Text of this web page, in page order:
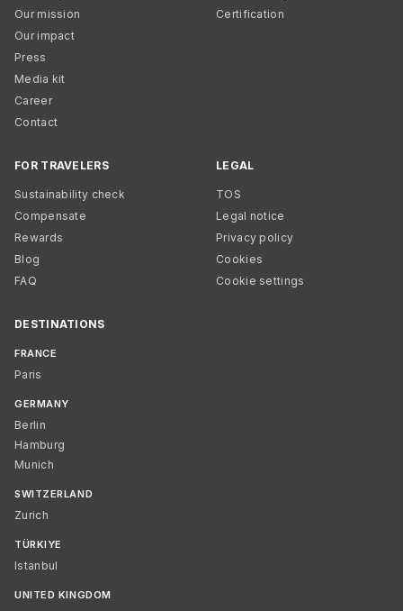
Our mission
Our impact
Press
Media kit
Career
Contact
Certification
FOR TRAVELERS
Sustainability check
Compensate
Rewards
Blog
FAQ
LEGAL
TOS
Legal notice
Privacy policy
Cookies
Cookie settings
DESTINATIONS
FRANCE
Paris
GERMANY
Berlin
Hamburg
Munich
SWITZERLAND
Zurich
TÜRKIYE
Istanbul
UNITED KINGDOM